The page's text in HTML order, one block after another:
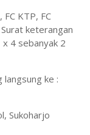
KTP, FC
Surat keterangan
4 sebanyak 2
ke :
Sukoharjo